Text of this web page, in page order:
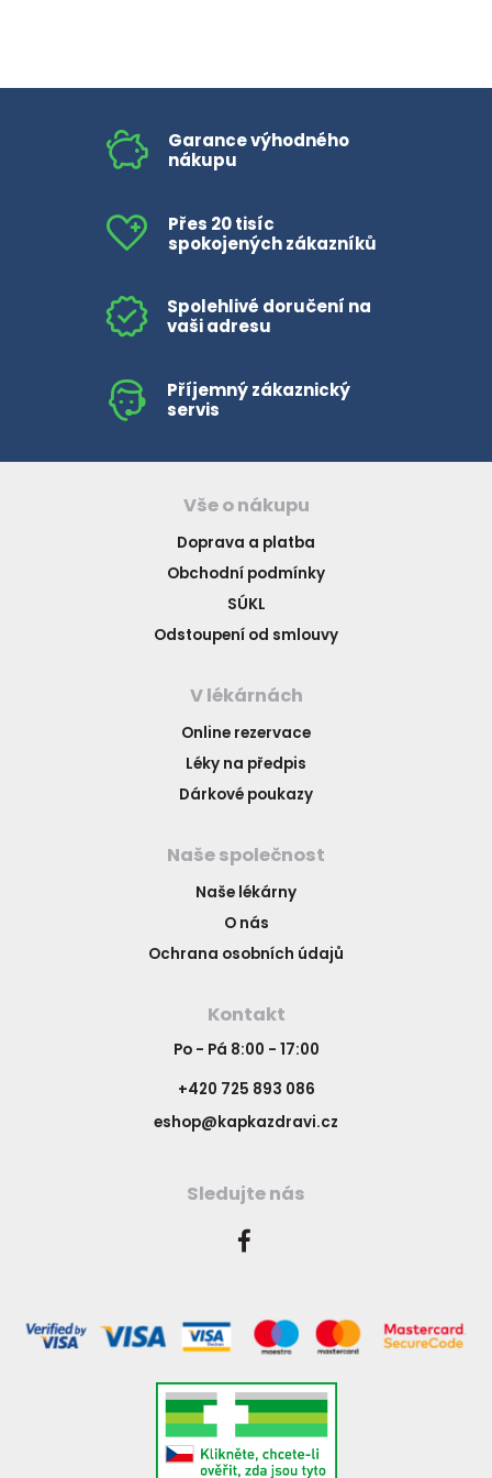
Garance výhodného
nákupu
Přes 20 tisíc
spokojených zákazníků
Spolehlivé doručení na
vaši adresu
Příjemný zákaznický
servis
Vše o nákupu
Doprava a platba
Obchodní podmínky
SÚKL
Odstoupení od smlouvy
V lékárnách
Online rezervace
Léky na předpis
Dárkové poukazy
Naše společnost
Naše lékárny
O nás
Ochrana osobních údajů
Kontakt
Po - Pá 8:00 - 17:00
+420 725 893 086
eshop@kapkazdravi.cz
Sledujte nás